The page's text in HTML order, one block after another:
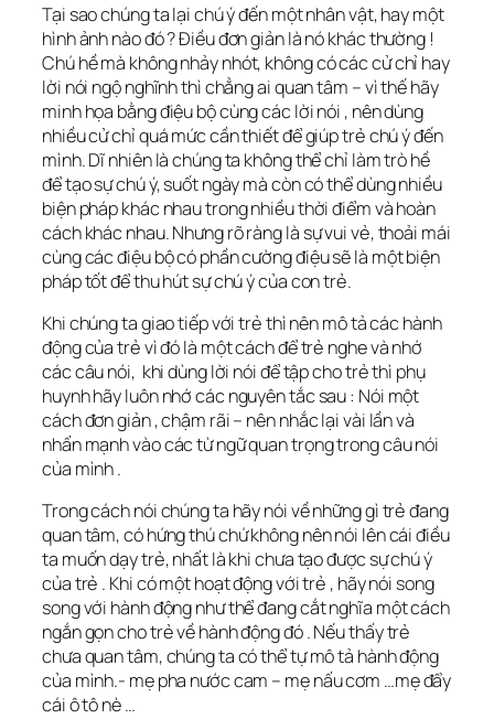
Tại sao chúng ta lại chú ý đến một nhân vật, hay một
hình ảnh nào đó ? Điều đơn giản là nó khác thường !
Chú hề mà không nhảy nhót, không có các cử chỉ hay
lời nói ngộ nghĩnh thì chẳng ai quan tâm – vì thế hãy
minh họa bằng điệu bộ cùng các lời nói , nên dùng
nhiều cử chỉ quá mức cần thiết để giúp trẻ chú ý đến
mình. Dĩ nhiên là chúng ta không thể chỉ làm trò hề
để tạo sự chú ý, suốt ngày mà còn có thể dùng nhiều
biện pháp khác nhau trong nhiều thời điểm và hoàn
cách khác nhau. Nhưng rõ ràng là sự vui vẻ, thoải mái
cùng các điệu bộ có phần cường điệu sẽ là một biện
pháp tốt để thu hút sự chú ý của con trẻ.
Khi chúng ta giao tiếp với trẻ thì nên mô tả các hành
động của trẻ vì đó là một cách để trẻ nghe và nhớ
các câu nói, khi dùng lời nói để tập cho trẻ thì phụ
huynh hãy luôn nhớ các nguyên tắc sau : Nói một
cách đơn giản , chậm rãi – nên nhắc lại vài lần và
nhấn mạnh vào các từ ngữ quan trọng trong câu nói
của mình .
Trong cách nói chúng ta hãy nói về những gì trẻ đang
quan tâm, có hứng thú chứ không nên nói lên cái điều
ta muốn dạy trẻ, nhất là khi chưa tạo được sự chú ý
của trẻ . Khi có một hoạt động với trẻ , hãy nói song
song với hành động như thể đang cắt nghĩa một cách
ngắn gọn cho trẻ về hành động đó . Nếu thấy trẻ
chưa quan tâm, chúng ta có thể tự mô tả hành động
của mình.- mẹ pha nước cam – mẹ nấu cơm …mẹ đẩy
cái ô tô nè …